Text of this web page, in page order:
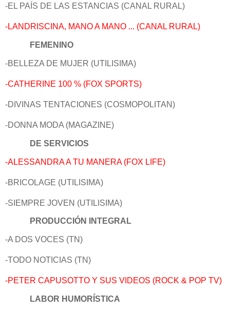
-EL PAÍS DE LAS ESTANCIAS (CANAL RURAL)
-LANDRISCINA, MANO A MANO ... (CANAL RURAL)
FEMENINO
-BELLEZA DE MUJER (UTILISIMA)
-CATHERINE 100 % (FOX SPORTS)
-DIVINAS TENTACIONES (COSMOPOLITAN)
-DONNA MODA (MAGAZINE)
DE SERVICIOS
-ALESSANDRA A TU MANERA (FOX LIFE)
-BRICOLAGE (UTILISIMA)
-SIEMPRE JOVEN (UTILISIMA)
PRODUCCIÓN INTEGRAL
-A DOS VOCES (TN)
-TODO NOTICIAS (TN)
-PETER CAPUSOTTO Y SUS VIDEOS (ROCK & POP TV)
LABOR HUMORÍSTICA